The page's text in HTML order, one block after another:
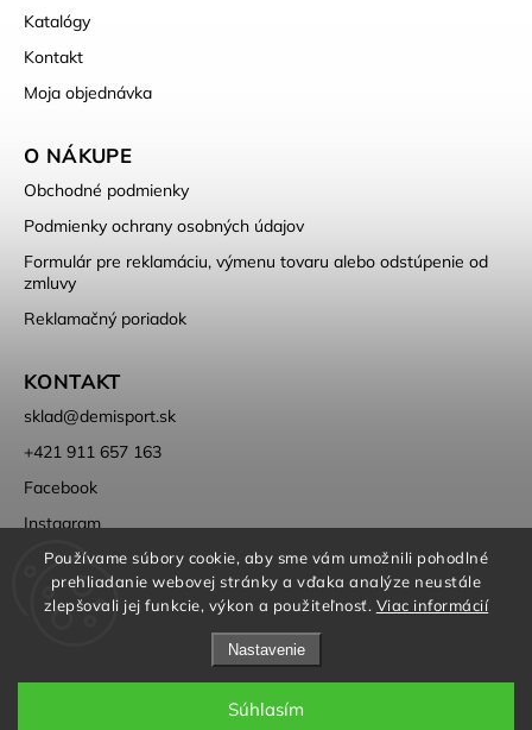
Používame súbory cookie, aby sme vám umožnili pohodlné
prehliadanie webovej stránky a vďaka analýze neustále
zlepšovali jej funkcie, výkon a použiteľnosť. Viac informácií
Nastavenie
Súhlasím
Katalógy
Kontakt
Moja objednávka
O NÁKUPE
Obchodné podmienky
Podmienky ochrany osobných údajov
Formulár pre reklamáciu, výmenu tovaru alebo odstúpenie od
zmluvy
Reklamačný poriadok
KONTAKT
sklad@demisport.sk
+421 911 657 163
Facebook
Instagram